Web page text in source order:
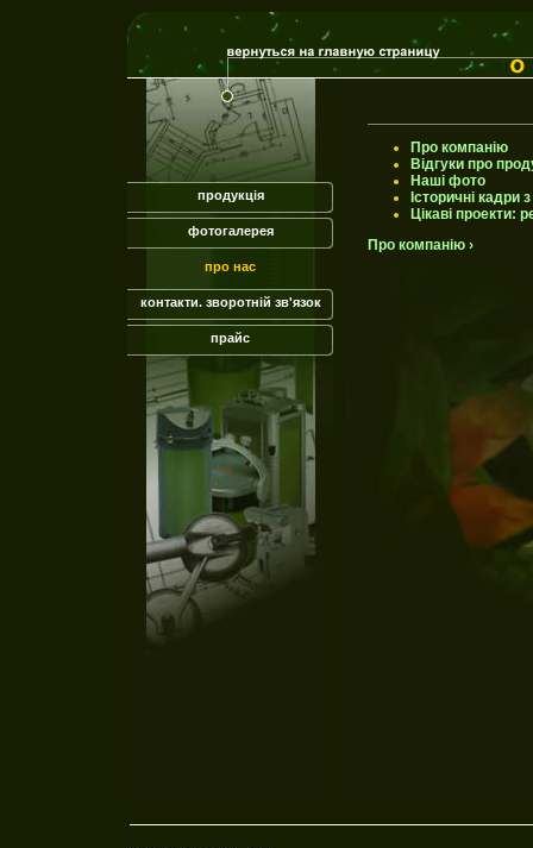
продукція
фотогалерея
про нас
контакти. зворотній зв'язок
прайс
Про компанію
Відгуки про
Наші фото
Історичні кадри
Цікаві проекти:
Про компанію ›